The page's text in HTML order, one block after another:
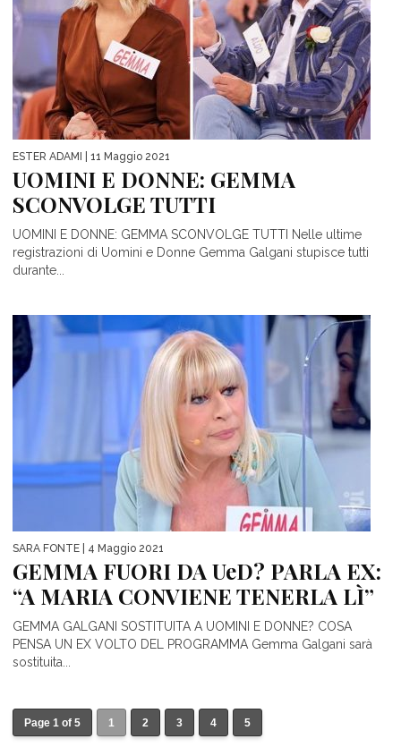
ESTER ADAMI | 11 Maggio 2021
UOMINI E DONNE: GEMMA
SCONVOLGE TUTTI
UOMINI E DONNE: GEMMA SCONVOLGE TUTTI Nelle ultime
registrazioni di Uomini e Donne Gemma Galgani stupisce tutti
durante...
SARA FONTE | 4 Maggio 2021
GEMMA FUORI DA UeD? PARLA EX:
“A MARIA CONVIENE TENERLA LÌ”
GEMMA GALGANI SOSTITUITA A UOMINI E DONNE? COSA
PENSA UN EX VOLTO DEL PROGRAMMA Gemma Galgani sarà
sostituita...
Page 1 of 5 1 2 3 4 5